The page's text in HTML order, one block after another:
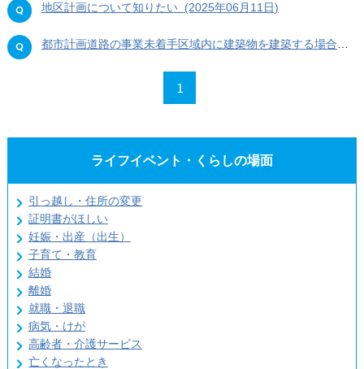
地区計画について知りたい (2025年06月11日)
都市計画道路の事業未着手区域内に建築物を建築する場合の規制内容や手続き方法を知りたい (2025年06月04日)
1
ライフイベント・くらしの場面
引っ越し・住所の変更
証明書がほしい
妊娠・出産（出生）
子育て・教育
結婚
離婚
就職・退職
病気・けが
高齢者・介護サービス
亡くなったとき